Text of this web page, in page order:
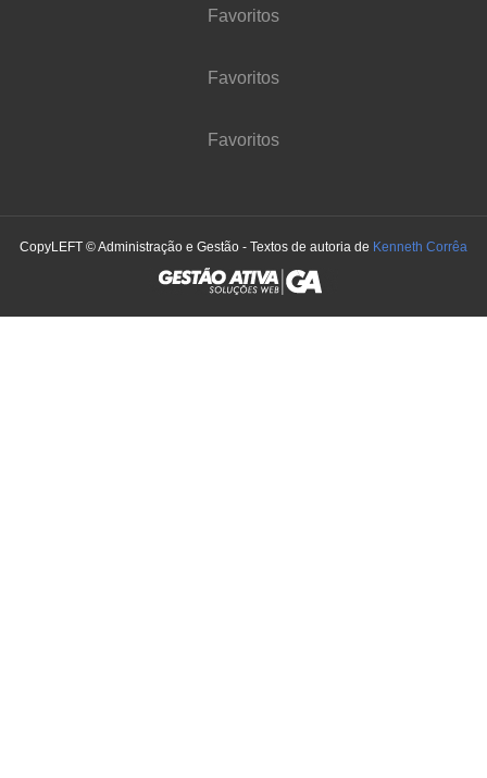
Favoritos
Favoritos
Favoritos
CopyLEFT © Administração e Gestão - Textos de autoria de Kenneth Corrêa